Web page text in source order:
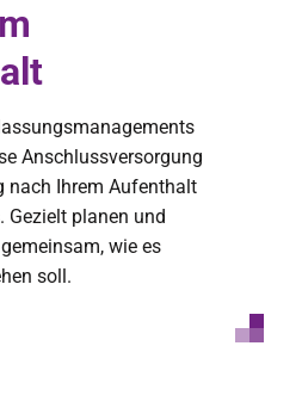
Anschlussversorgung
nach Ihrem Aufenthalt
Gezielt planen und
wie es
soll.